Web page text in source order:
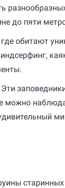
до пяти
обитают
можно